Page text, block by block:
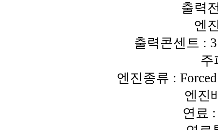
출력
엔
출력콘센트 :
주
엔진종류 :
엔진
연료